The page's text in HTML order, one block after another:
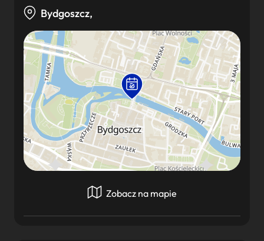
Bydgoszcz,
Zobacz na mapie